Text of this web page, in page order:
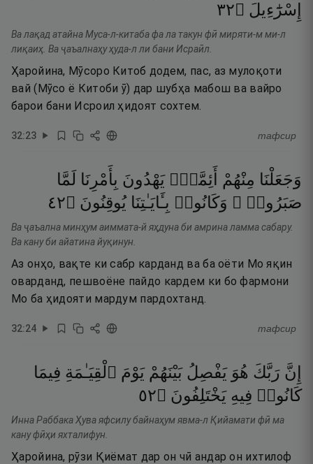
إِسْرَٰٓءِيلَ ۝٢٣
Ва лақад атайна Муса-л-китаба фа ла такун фӣ миряти-м ми-л
лиқаиҳ. Ва ҷаъалнаҳу ҳуда-л ли бани Исраӣл.
Ҳаройина, Мӯсоро Китоб додем, пас, аз мулоқоти
вай (Мӯсо ё Китоби ӯ) дар шубҳа мабош ва вайро
барои бани Исроил ҳидоят сохтем.
32:23 тафсир
وَجَعَلْنَا مِنْهُمْ أَئِمَّةًۭ يَهْدُونَ بِأَمْرِنَا لَمَّا
صَبَرُوا۟ ۖ وَكَانُوا۟ بِـَٔايَـٰتِنَا يُوقِنُونَ ۝٢٤
Ва ҷаъална минҳум аиммата-й яҳдуна би амрина ламма сабару.
Ва кану би айатина йуқинун.
Аз онҳо, вақте ки сабр карданд ва ба оёти Мо яқин
оварданд, пешвоёне пайдо кардем ки бо фармони
Мо ба ҳидояти мардум пардохтанд.
32:24 тафсир
إِنَّ رَبَّكَ هُوَ يَفْصِلُ بَيْنَهُمْ يَوْمَ ٱلْقِيَـٰمَةِ فِيمَا
كَانُوا۟ فِيهِ يَخْتَلِفُونَ ۝٢٥
Инна Раббака Ҳува яфсилу байнаҳум явма-л Қийамати фӣ ма
кану фӣҳи яхталифун.
Ҳаройина, рӯзи Қиёмат дар он чӣ андар он ихтилоф